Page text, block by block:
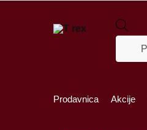
Prodavnica Akcije